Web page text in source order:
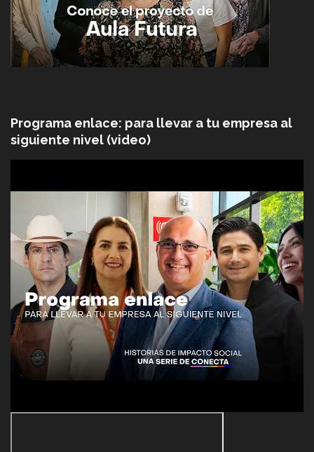
Programa enlace: para llevar a tu empresa al
siguiente nivel (video)